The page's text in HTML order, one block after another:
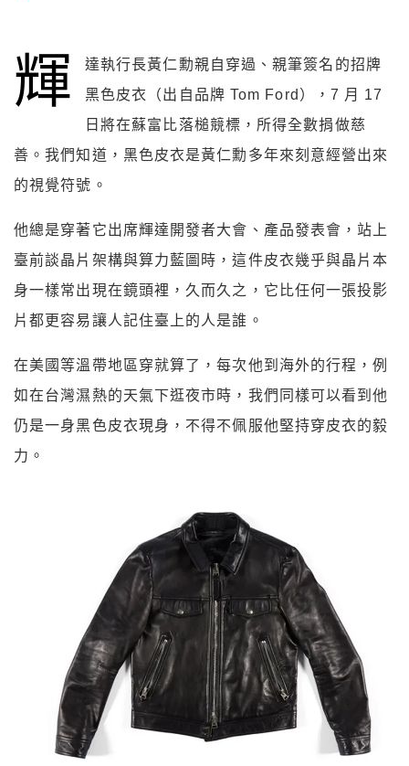
輝
達執行長黃仁勳親自穿過、親筆簽名的招牌
黑色皮衣（出自品牌 Tom Ford），7 月 17
日將在蘇富比落槌競標，所得全數捐做慈
善。我們知道，黑色皮衣是黃仁勳多年來刻意經營出來
的視覺符號。
他總是穿著它出席輝達開發者大會、產品發表會，站上
臺前談晶片架構與算力藍圖時，這件皮衣幾乎與晶片本
身一樣常出現在鏡頭裡，久而久之，它比任何一張投影
片都更容易讓人記住臺上的人是誰。
在美國等溫帶地區穿就算了，每次他到海外的行程，例
如在台灣濕熱的天氣下逛夜市時，我們同樣可以看到他
仍是一身黑色皮衣現身，不得不佩服他堅持穿皮衣的毅
力。